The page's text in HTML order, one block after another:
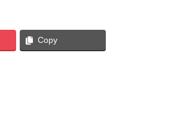
Copy